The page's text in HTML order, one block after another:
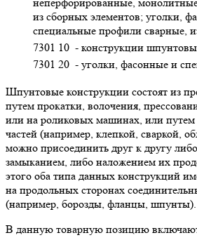
из сборных элементов; уголки,
специальные профили сварные,
7301 10 - конструкции
7301 20 - уголки, фасонные и
Шпунтовые конструкции состоят из
путем прокатки, волочения,
или на роликовых машинах, или путем
частей (например, клепкой, сваркой,
можно присоединить друг к другу
замыканием, либо наложением их
этого оба типа данных конструкций
на продольных сторонах
(например, борозды, фланцы, шпунты).
В данную товарную позицию